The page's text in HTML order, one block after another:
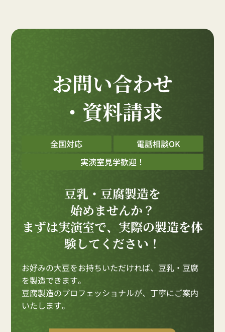
お問い合わせ
・資料請求
全国対応
電話相談OK
実演室見学歓迎！
豆乳・豆腐製造を
始めませんか？
まずは実演室で、実際の製造を体
験してください！
お好みの大豆をお持ちいただければ、豆乳・豆腐
を製造できます。
豆腐製造のプロフェッショナルが、丁寧にご案内
いたします。